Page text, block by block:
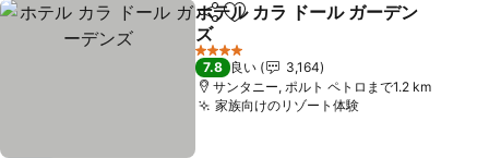
シェアお気に入りに追加
ホテル カラ ドール ガーデン
ズ
4 ホテルのランク
7.8 良い
3,164
サンタニー, ポルト ペトロまで1.2 km
家族向けのリゾート体験